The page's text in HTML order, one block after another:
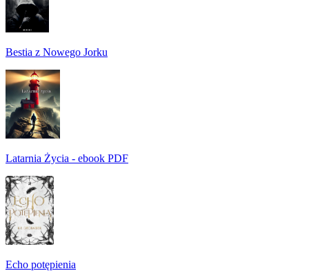
Bestia z Nowego Jorku
Latarnia Życia - ebook PDF
Echo potępienia